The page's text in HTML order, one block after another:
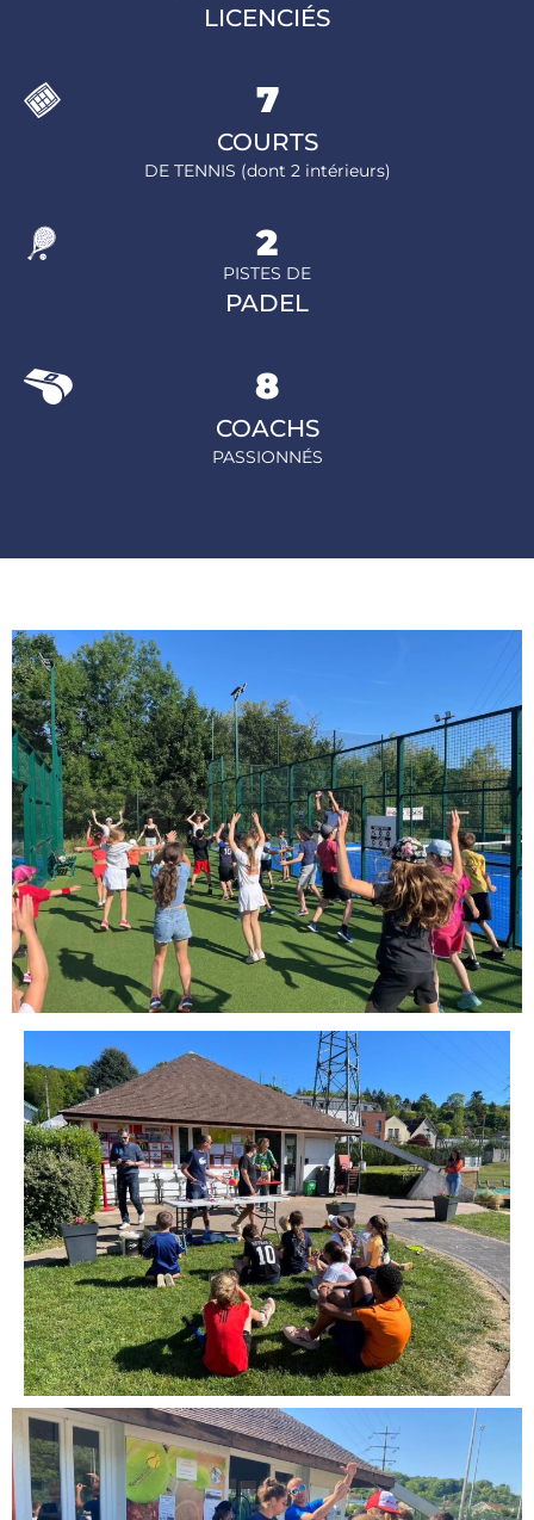
LICENCIÉS
7
COURTS
DE TENNIS (dont 2 intérieurs)
2
PISTES DE
PADEL
8
COACHS
PASSIONNÉS